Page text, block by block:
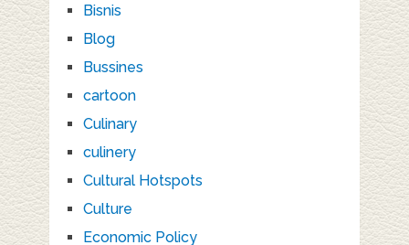
Bisnis
Blog
Bussines
cartoon
Culinary
culinery
Cultural Hotspots
Culture
Economic Policy